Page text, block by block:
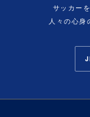
サッカー
人々の心身